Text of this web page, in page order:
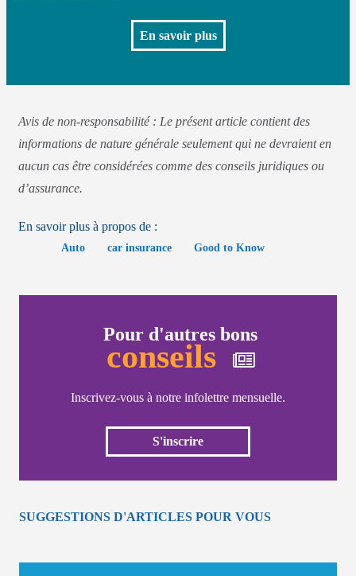
En savoir plus
Avis de non-responsabilité : Le présent article contient des
informations de nature générale seulement qui ne devraient en
aucun cas être considérées comme des conseils juridiques ou
d’assurance.
En savoir plus à propos de :
Auto car insurance Good to Know
Pour d'autres bons
conseils
Inscrivez-vous à notre infolettre mensuelle.
S'inscrire
SUGGESTIONS D'ARTICLES POUR VOUS